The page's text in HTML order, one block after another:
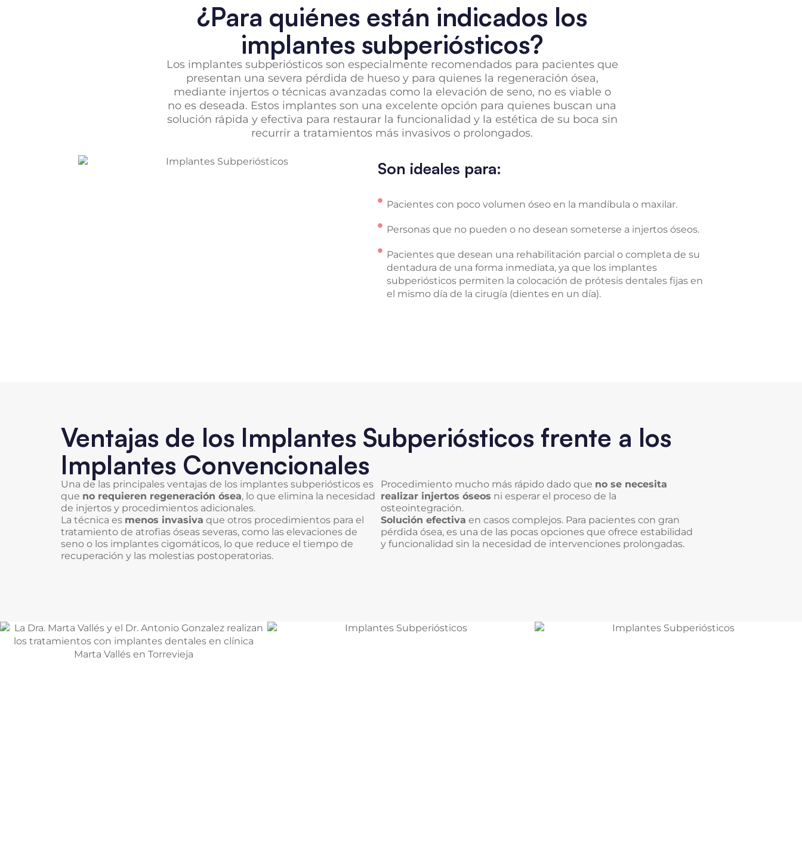
¿Para quiénes están indicados los
implantes subperiósticos?
Los implantes subperiósticos son especialmente recomendados para pacientes que
presentan una severa pérdida de hueso y para quienes la regeneración ósea,
mediante injertos o técnicas avanzadas como la elevación de seno, no es viable o
no es deseada. Estos implantes son una excelente opción para quienes buscan una
solución rápida y efectiva para restaurar la funcionalidad y la estética de su boca sin
recurrir a tratamientos más invasivos o prolongados.
Son ideales para:
Pacientes con poco volumen óseo en la mandíbula o maxilar.
Personas que no pueden o no desean someterse a injertos óseos.
Pacientes que desean una rehabilitación parcial o completa de su
dentadura de una forma inmediata, ya que los implantes
subperiósticos permiten la colocación de prótesis dentales fijas en
el mismo día de la cirugía (dientes en un día).
Ventajas de los Implantes Subperiósticos frente a los
Implantes Convencionales
Una de las principales ventajas de los implantes subperiósticos es
que no requieren regeneración ósea, lo que elimina la necesidad
de injertos y procedimientos adicionales.
Procedimiento mucho más rápido dado que no se necesita
realizar injertos óseos ni esperar el proceso de la
osteointegración.
La técnica es menos invasiva que otros procedimientos para el
tratamiento de atrofias óseas severas, como las elevaciones de
seno o los implantes cigomáticos, lo que reduce el tiempo de
recuperación y las molestias postoperatorias.
Solución efectiva en casos complejos. Para pacientes con gran
pérdida ósea, es una de las pocas opciones que ofrece estabilidad
y funcionalidad sin la necesidad de intervenciones prolongadas.